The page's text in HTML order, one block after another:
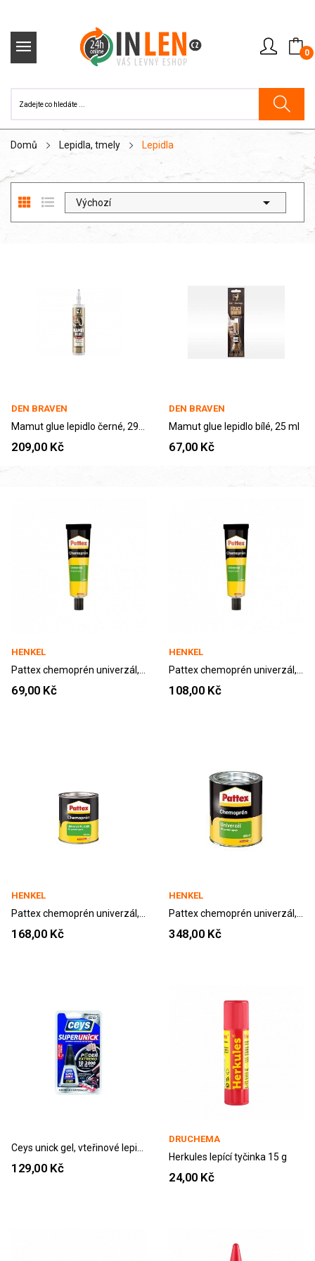
0
Domů Lepidla, tmely Lepidla
Výchozí 
DEN BRAVEN
209,00 Kč
DEN BRAVEN
Mamut glue lepidlo bílé, 25 ml
67,00 Kč
HENKEL
69,00 Kč
HENKEL
108,00 Kč
HENKEL
168,00 Kč
HENKEL
348,00 Kč
129,00 Kč
DRUCHEMA
Herkules lepící tyčinka 15 g
24,00 Kč